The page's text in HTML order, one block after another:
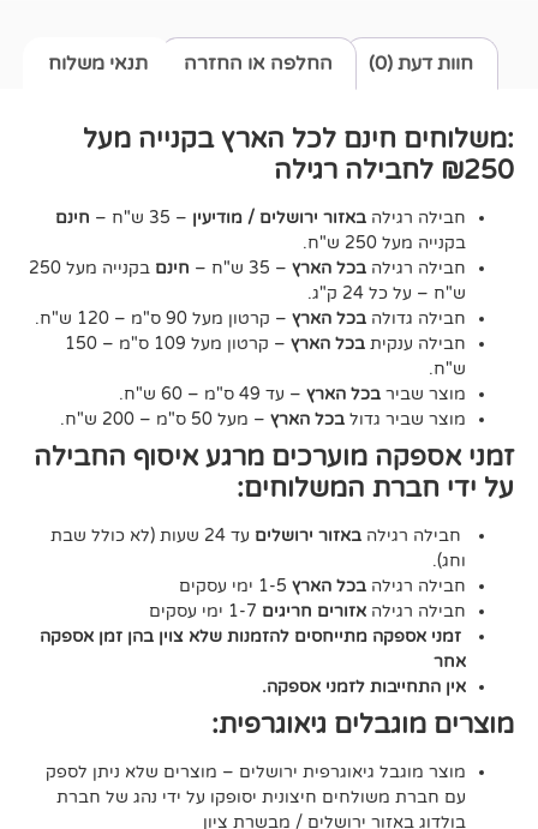
תנאי משלוח החלפה או החזרה
לכל הארץ בקנייה מעל
באזור ירושלים / מודיעין– 35 ש"ח –
חינם
בכל הארץ– 35 ש"ח – חינם
בקנייה מעל 250
בכל הארץ – קרטון מעל 90 ס"מ – 120 ש"ח.
בכל הארץ – קרטון מעל 109 ס"מ – 150
בכל הארץ– עד 49 ס"מ – 60 ש"ח.
גדול
בכל הארץ– מעל 50 ס"מ – 200 ש"ח.
מוערכים מרגע איסוף החבילה
המשלוחים:
באזור ירושלים עד 24 שעות (לא כולל שבת
בכל הארץ1-5 ימי עסקים
אזורים חריגים1-7 ימי עסקים
מתייחסים להזמנות שלא צוין בהן זמן אספקה
לזמני אספקה.
גיאוגרפית:
גיאוגרפית ירושלים – מוצרים שלא ניתן לספק
חיצונית יסופקו על ידי נהג של חברת
ירושלים / מבשרת ציון